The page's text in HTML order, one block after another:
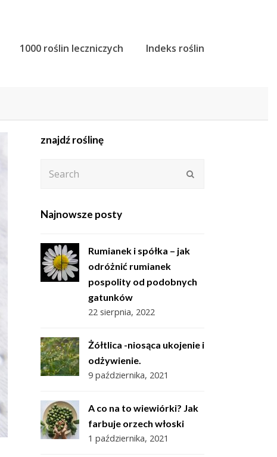
1000 roślin leczniczych Indeks roślin
znajdź roślinę
Najnowsze posty
Rumianek i spółka – jak
odróżnić rumianek
pospolity od podobnych
gatunków
22 sierpnia, 2022
Żółtlica -niosąca ukojenie i
odżywienie.
9 października, 2021
A co na to wiewiórki? Jak
farbuje orzech włoski
1 października, 2021